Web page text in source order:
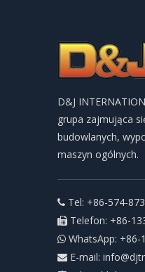
D&J
grupa zajmująca
budowlanych,
maszyn ogólnych.
 Tel: +86-574-
 Telefon: +86-
 WhatsApp: +86-
 E-mail: